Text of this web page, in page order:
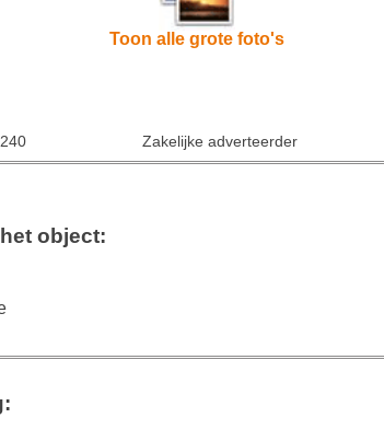
Toon alle grote foto's
Zakelijke adverteerder
object: